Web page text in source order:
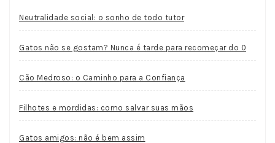
Neutralidade social: o sonho de todo tutor
Gatos não se gostam? Nunca é tarde para recomeçar do 0
Cão Medroso: o Caminho para a Confiança
Filhotes e mordidas: como salvar suas mãos
Gatos amigos: não é bem assim